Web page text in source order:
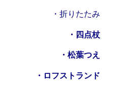
・折りたたみ
・四点杖
・松葉つえ
・ロフストランド